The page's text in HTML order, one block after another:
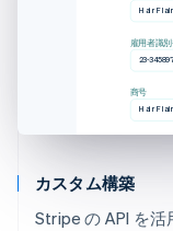
Hair Flair
雇用者識
23-345897
商号
Hair Flair
カスタム構築
Stripe の API を